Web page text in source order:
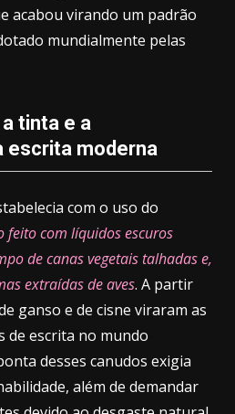
acabou virando um padrão
mundialmente pelas
tinta e a
escrita moderna
com o uso do
feito com líquidos escuros
de canas vegetais talhadas e,
extraídas de aves. A partir
ganso e de cisne viraram as
de escrita no mundo
desses canudos exigia
além de demandar